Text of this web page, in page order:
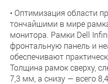
• Оптимизация области
тончайшими в мире
монитора. Рамки Dell
фронтальную панель и
обеспечивают
Толщина рамок сверху,
7,3 мм, а снизу — всего